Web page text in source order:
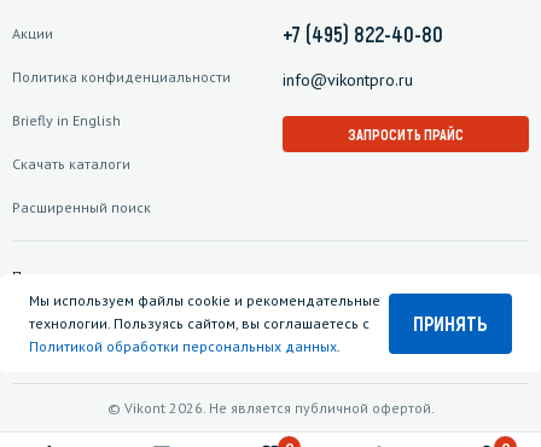
Акции
Политика конфиденциальности
Briefly in English
Скачать каталоги
Расширенный поиск
+7 (495) 822-40-80
info@vikontpro.ru
ЗАПРОСИТЬ ПРАЙС
© Vikont 2026. Не является публичной офертой.
Подписаться на рассылку
Мы используем файлы cookie и рекомендательные
технологии. Пользуясь сайтом, вы соглашаетесь с
Политикой обработки персональных данных.
ПРИНЯТЬ